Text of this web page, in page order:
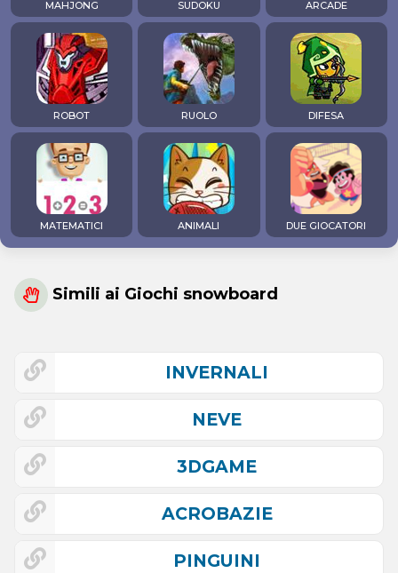
MAHJONG SUDOKU ARCADE
ROBOT RUOLO DIFESA
MATEMATICI ANIMALI DUE GIOCATORI
Simili ai Giochi snowboard
INVERNALI
NEVE
3DGAME
ACROBAZIE
PINGUINI